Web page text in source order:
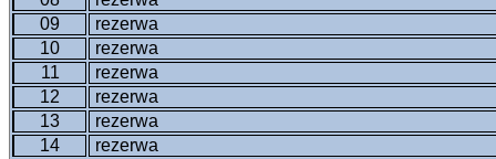
09
rezerwa
10
rezerwa
11
rezerwa
12
rezerwa
13
rezerwa
14
rezerwa